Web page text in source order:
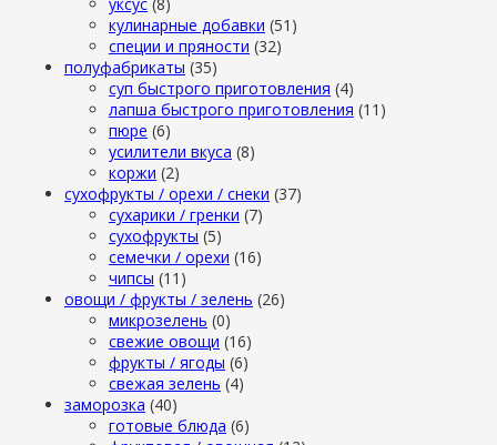
кулинарные добавки (51)
специи и пряности (32)
полуфабрикаты (35)
суп быстрого приготовления (4)
лапша быстрого приготовления (11)
пюре (6)
усилители вкуса (8)
коржи (2)
сухофрукты / орехи / снеки (37)
сухарики / гренки (7)
сухофрукты (5)
семечки / орехи (16)
чипсы (11)
овощи / фрукты / зелень (26)
микрозелень (0)
свежие овощи (16)
фрукты / ягоды (6)
свежая зелень (4)
заморозка (40)
готовые блюда (6)